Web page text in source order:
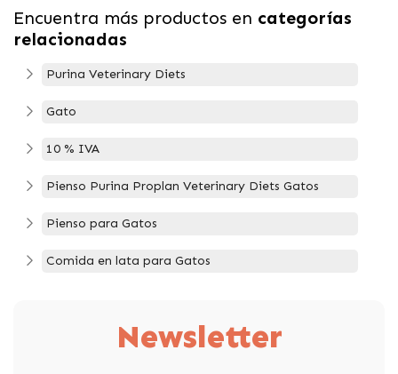
Encuentra más productos en categorías
relacionadas
Purina Veterinary Diets
Gato
10 % IVA
Pienso Purina Proplan Veterinary Diets Gatos
Pienso para Gatos
Comida en lata para Gatos
Newsletter